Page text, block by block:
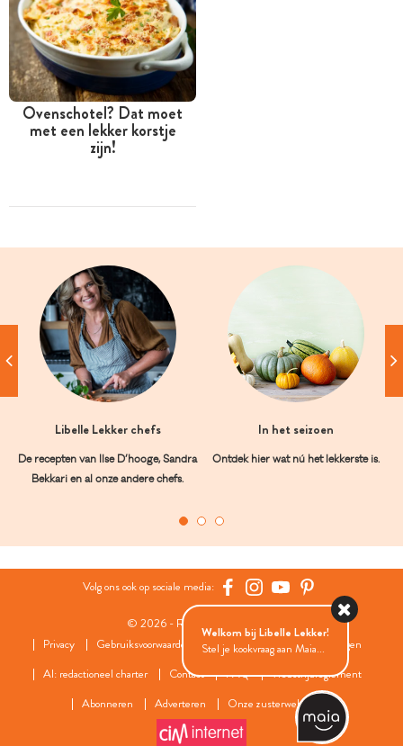
Ovenschotel? Dat moet
met een lekker korstje
zijn!
Libelle Lekker chefs
De recepten van Ilse D’hooge, Sandra
Bekkari en al onze andere chefs.
In het seizoen
Ontdek hier wat nú het lekkerste is.
Volg ons ook op sociale media:
© 2026 - Roularta Media Group
Privacy
Gebruiksvoorwaarden Cookies
Cookies instellingen
AI: redactioneel charter
Contact FAQ
Wedstrijdreglement
Abonneren
Adverteren Onze zusterwebsites
Welkom bij Libelle Lekker!
Stel je kookvraag aan Maia...